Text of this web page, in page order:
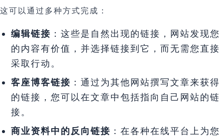
这可以通过多种方式完成：
编辑链接 ：这些是自然出现的链接，网站发现您
的内容有价值，并选择链接到它，而无需您直接
采取行动。
客座博客链接 ：通过为其他网站撰写文章来获得
的链接，您可以在文章中包括指向自己网站的链
接。
商业资料中的反向链接 ：在各种在线平台上为您